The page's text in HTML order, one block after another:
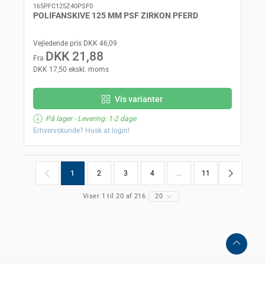
165PFC125Z40PSF0
POLIFANSKIVE 125 MM PSF ZIRKON PFERD
Vejledende pris DKK 46,09
Fra DKK 21,88
DKK 17,50 ekskl. moms
Vis varianter
På lager- Levering: 1-2 dage
Erhvervskunde? Husk at login!
1 2 3 4 ... 11
Viser 1 til 20 af 216 20